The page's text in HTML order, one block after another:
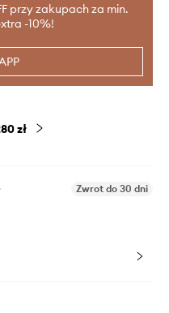
przy zakupach za min.
-10%!
zł
Zwrot do 30 dni